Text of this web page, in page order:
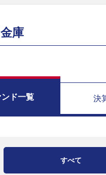
庫
ンド一覧 決
すべて